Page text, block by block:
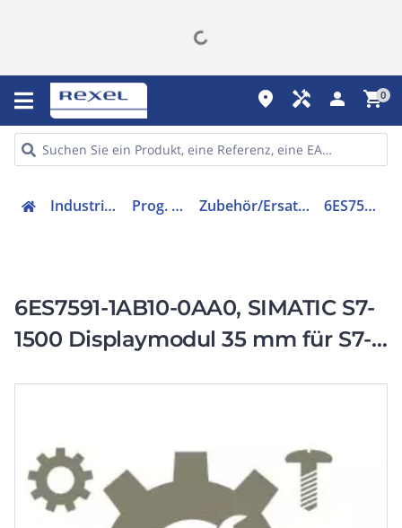
place handyman person shopping_cart0
Industriekomponenten Prog. Steuerungen Zubehör/Ersatzteile für Steuerungen 6ES75911AB100AA0
6ES7591-1AB10-0AA0, SIMATIC S7-
1500 Displaymodul 35 mm für S7-